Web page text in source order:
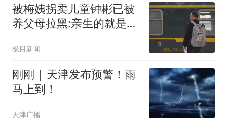
被梅姨拐卖儿童钟彬已被
养父母拉黑:亲生的就是亲
极目新闻
刚刚 | 天津发布预警！雨
马上到！
天津广播